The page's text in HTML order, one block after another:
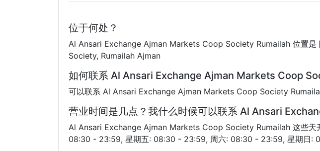
位于何处？
Al Ansari Exchange Ajman Markets Coop Society Rumailah 位置
Society, Rumailah Ajman
如何联系 Al Ansari Exchange Ajman Markets Coop
可以联系 Al Ansari Exchange Ajman Markets Coop Society
营业时间是几点？我什么时候可以联系 Al Ansari
Al Ansari Exchange Ajman Markets Coop Society Rumailah 这些
08:30 - 23:59, 星期五: 08:30 - 23:59, 周六: 08:30 - 23:59, 星期日: